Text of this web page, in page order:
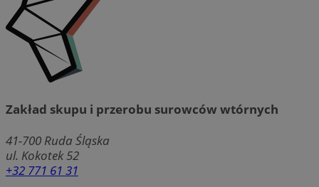
Zakład skupu i przerobu surowców wtórnych
41-700 Ruda Śląska
ul. Kokotek 52
+32 771 61 31